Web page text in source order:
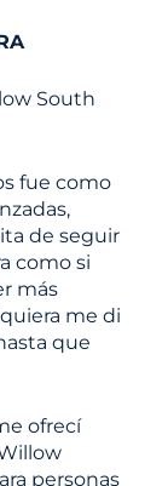
South
fue como
de seguir
como si
más
me di
que
ofrecí
personas